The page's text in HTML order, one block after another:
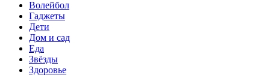
Волейбол
Гаджеты
Дети
Дом и сад
Еда
Звёзды
Здоровье